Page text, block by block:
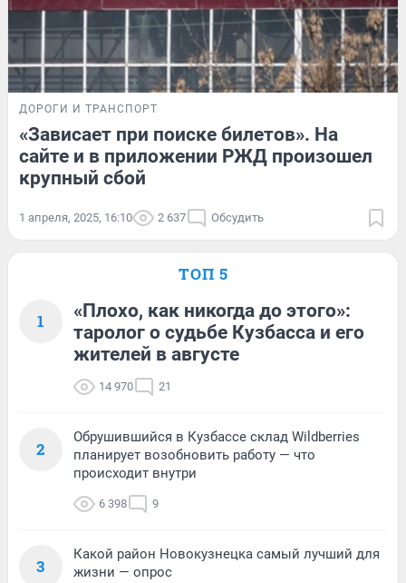
ДОРОГИ И ТРАНСПОРТ
«Зависает при поиске билетов». На
сайте и в приложении РЖД произошел
крупный сбой
1 апреля, 2025, 16:10 2 637 Обсудить
ТОП 5
1
«Плохо, как никогда до этого»:
таролог о судьбе Кузбасса и его
жителей в августе
14 970 21
2
Обрушившийся в Кузбассе склад Wildberries
планирует возобновить работу — что
происходит внутри
6 398 9
3
Какой район Новокузнецка самый лучший для
жизни — опрос